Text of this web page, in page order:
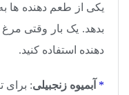
یکی از طعم دهنده ها
بدهد. یک بار وقتی
دهنده استفاده کنید.
* آبمیوه زنجبیلی: برای